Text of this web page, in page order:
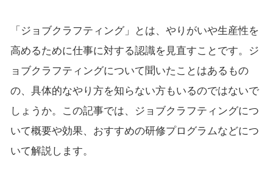
「ジョブクラフティング」とは、やりがいや生産性を
高めるために仕事に対する認識を見直すことです。ジ
ョブクラフティングについて聞いたことはあるもの
の、具体的なやり方を知らない方もいるのではないで
しょうか。この記事では、ジョブクラフティングにつ
いて概要や効果、おすすめの研修プログラムなどにつ
いて解説します。